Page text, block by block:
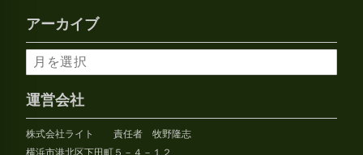
アーカイブ
ア
ー
カ
イ
ブ
運営会社
株式会社ライト 責任者 牧野隆志
横浜市港北区下田町５－４－１２